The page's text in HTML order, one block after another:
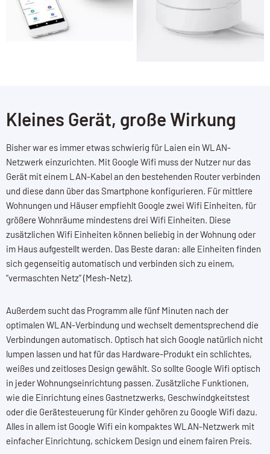
Kleines Gerät, große Wirkung
Bisher war es immer etwas schwierig für Laien ein WLAN-
Netzwerk einzurichten. Mit Google Wifi muss der Nutzer nur das
Gerät mit einem LAN-Kabel an den bestehenden Router verbinden
und diese dann über das Smartphone konfigurieren. Für mittlere
Wohnungen und Häuser empfiehlt Google zwei Wifi Einheiten, für
größere Wohnräume mindestens drei Wifi Einheiten. Diese
zusätzlichen Wifi Einheiten können beliebig in der Wohnung oder
im Haus aufgestellt werden. Das Beste daran: alle Einheiten finden
sich gegenseitig automatisch und verbinden sich zu einem,
“vermaschten Netz” (Mesh-Netz).
Außerdem sucht das Programm alle fünf Minuten nach der
optimalen WLAN-Verbindung und wechselt dementsprechend die
Verbindungen automatisch. Optisch hat sich Google natürlich nicht
lumpen lassen und hat für das Hardware-Produkt ein schlichtes,
weißes und zeitloses Design gewählt. So sollte Google Wifi optisch
in jeder Wohnungseinrichtung passen. Zusätzliche Funktionen,
wie die Einrichtung eines Gastnetzwerks, Geschwindgkeitstest
oder die Gerätesteuerung für Kinder gehören zu Google Wifi dazu.
Alles in allem ist Google Wifi ein kompaktes WLAN-Netzwerk mit
einfacher Einrichtung, schickem Design und einem fairen Preis.